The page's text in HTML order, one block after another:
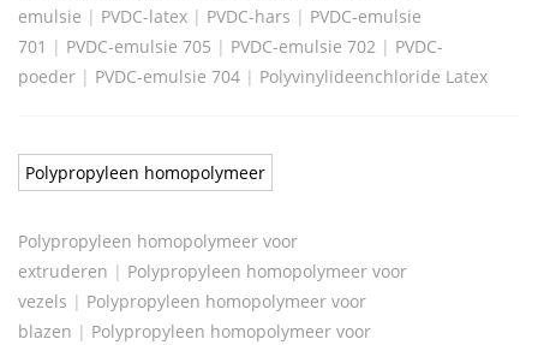
emulsie | PVDC-latex | PVDC-hars | PVDC-emulsie
701 | PVDC-emulsie 705 | PVDC-emulsie 702 | PVDC-
poeder | PVDC-emulsie 704 | Polyvinylideenchloride Latex
Polypropyleen homopolymeer
Polypropyleen homopolymeer voor
extruderen | Polypropyleen homopolymeer voor
vezels | Polypropyleen homopolymeer voor
blazen | Polypropyleen homopolymeer voor